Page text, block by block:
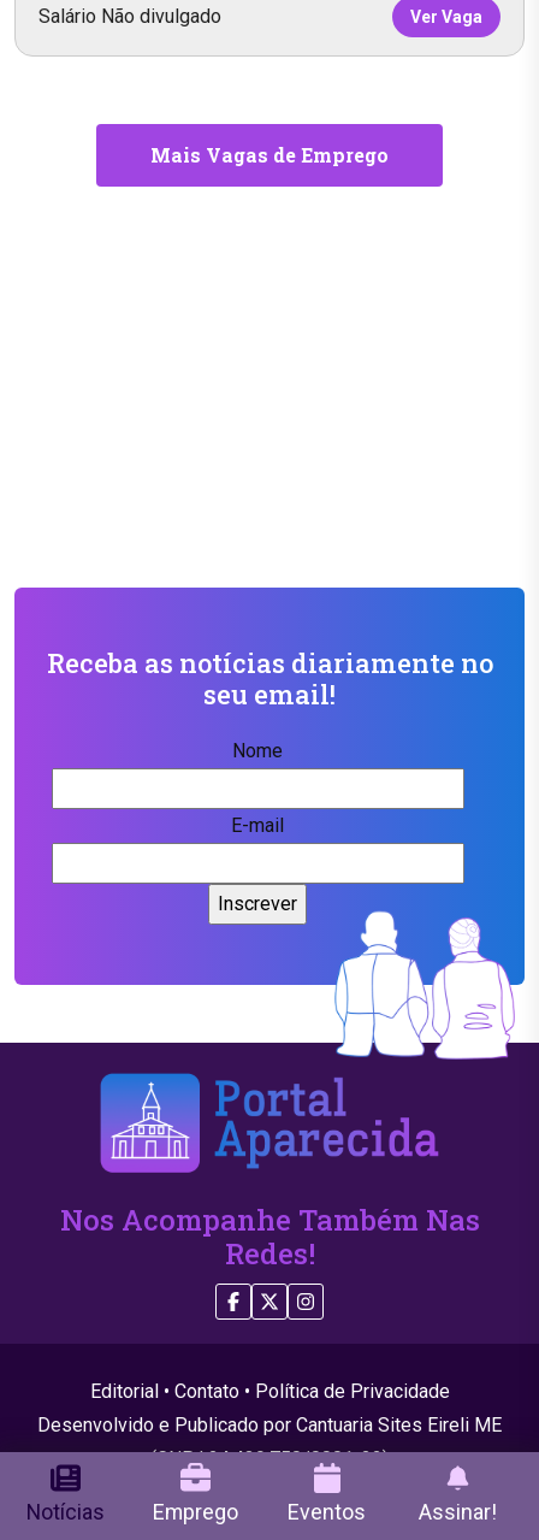
Salário Não divulgado Ver Vaga
Mais Vagas de Emprego
Receba as notícias diariamente no
seu email!
Nome
E-mail
Nos Acompanhe Também Nas
Redes!
Editorial • Contato• Política de Privacidade
Desenvolvido e Publicado por Cantuaria Sites Eireli ME
(CNPJ 24.439.750/0001-22)
© 2026 Todos os direitos reservados
Notícias Emprego Eventos Assinar!